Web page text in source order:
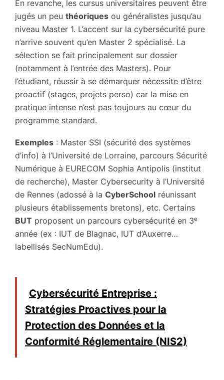
En revanche, les cursus universitaires peuvent être
jugés un peu théoriques ou généralistes jusqu’au
niveau Master 1. L’accent sur la cybersécurité pure
n’arrive souvent qu’en Master 2 spécialisé. La
sélection se fait principalement sur dossier
(notamment à l’entrée des Masters). Pour
l’étudiant, réussir à se démarquer nécessite d’être
proactif (stages, projets perso) car la mise en
pratique intense n’est pas toujours au cœur du
programme standard.
Exemples : Master SSI (sécurité des systèmes
d’info) à l’Université de Lorraine, parcours Sécurité
Numérique à EURECOM Sophia Antipolis (institut
de recherche), Master Cybersecurity à l’Université
de Rennes (adossé à la CyberSchool réunissant
plusieurs établissements bretons), etc. Certains
BUT proposent un parcours cybersécurité en 3ᵉ
année (ex : IUT de Blagnac, IUT d’Auxerre…
labellisés SecNumEdu).
Cybersécurité Entreprise :
Stratégies Proactives pour la
Protection des Données et la
Conformité Réglementaire (NIS2)